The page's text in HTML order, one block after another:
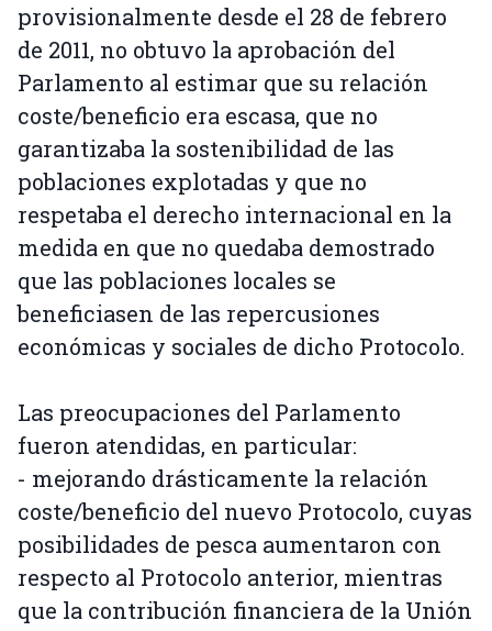
provisionalmente desde el 28 de febrero
de 2011, no obtuvo la aprobación del
Parlamento al estimar que su relación
coste/beneficio era escasa, que no
garantizaba la sostenibilidad de las
poblaciones explotadas y que no
respetaba el derecho internacional en la
medida en que no quedaba demostrado
que las poblaciones locales se
beneficiasen de las repercusiones
económicas y sociales de dicho Protocolo.
Las preocupaciones del Parlamento
fueron atendidas, en particular:
- mejorando drásticamente la relación
coste/beneficio del nuevo Protocolo, cuyas
posibilidades de pesca aumentaron con
respecto al Protocolo anterior, mientras
que la contribución financiera de la Unión